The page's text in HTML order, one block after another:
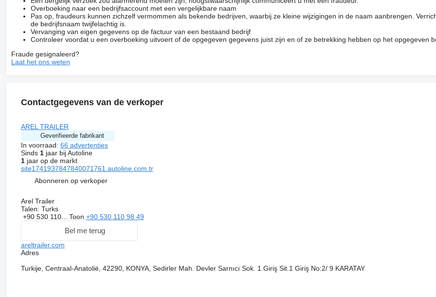
Overboeking naar een bedrijfsaccount met een vergelijkbare naam
Pas op, fraudeurs kunnen zichzelf vermommen als bekende bedrijven, waarbij ze kleine wijzigingen in de naam aanbrengen.
de bedrijfsnaam twijfelachtig is.
Vervanging van eigen gegevens op de factuur van een bestaand bedrijf
Controleer voordat u een overboeking uitvoert of de opgegeven gegevens juist zijn en of ze betrekking hebben op het opgegeven
Fraude gesignaleerd?
Laat het ons weten
Contactgegevens van de verkoper
AREL TRAILER
Geverifieerde fabrikant
In voorraad: 66 advertenties
Sinds 1jaar bij Autoline
1jaar op de markt
site1741937847840071761.autoline.com.tr
Abonneren op verkoper
Arel Trailer
Talen: Turks
+90 530 110... Toon +90 530 110 98 49
Bel me terug
areltrailer.com
Adres
Turkije, Centraal-Anatolië, 42290, KONYA, Sedirler Mah. Devler Sarnıcı Sok. 1.Giriş Sit.1 Giriş No:2/ 9 KARATAY